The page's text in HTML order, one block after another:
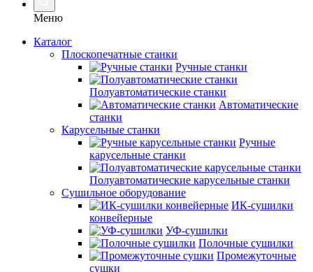
Меню
Каталог
Плоскопечатные станки
Ручные станки
Полуавтоматические станки
Автоматические
станки
Карусельные станки
Ручные
карусельные станки
Полуавтоматические карусельные станки
Сушильное оборудование
ИК-сушилки
конвейерные
УФ-сушилки
Полочные сушилки
Промежуточные
сушки